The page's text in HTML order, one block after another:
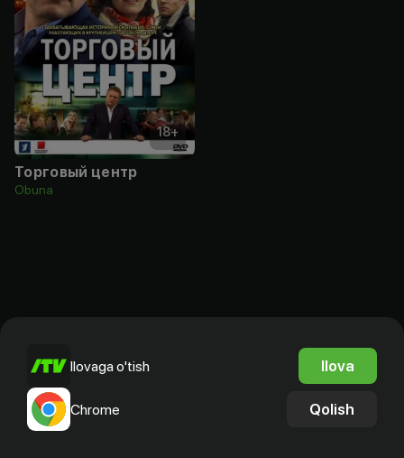
18+
Торговый центр
Obuna
Ilovaga o'tish Ilova
Chrome Qolish